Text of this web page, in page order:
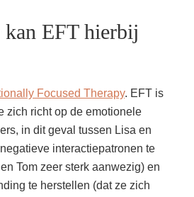
kan EFT hierbij
Focused Therapy. EFT is
zich richt op de emotionele
in dit geval tussen Lisa en
interactiepatronen te
Tom zeer sterk aanwezig) en
te herstellen (dat ze zich